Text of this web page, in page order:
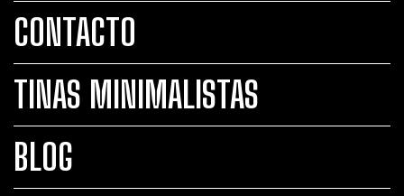
CONTACTO
TINAS MINIMALISTAS
BLOG